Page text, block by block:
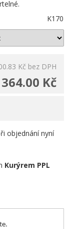
K170
Kč bez DPH
364.00 Kč
objednání nyní
Kurýrem PPL